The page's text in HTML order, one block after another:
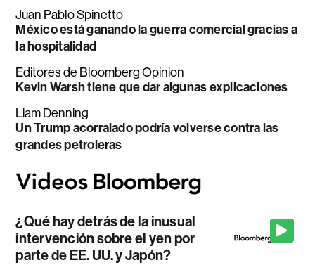
Juan Pablo Spinetto
México está ganando la guerra comercial gracias a
la hospitalidad
Editores de Bloomberg Opinion
Kevin Warsh tiene que dar algunas explicaciones
Liam Denning
Un Trump acorralado podría volverse contra las
grandes petroleras
¿Qué hay detrás de la inusual
intervención sobre el yen por
parte de EE. UU. y Japón?